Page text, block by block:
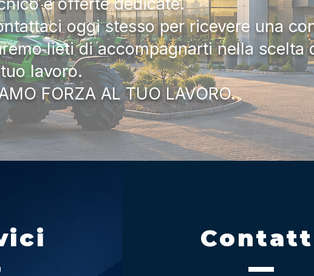
oggi stesso per ricevere una
lieti di accompagnarti nella scelta
lavoro.
FORZA AL TUO LAVORO.